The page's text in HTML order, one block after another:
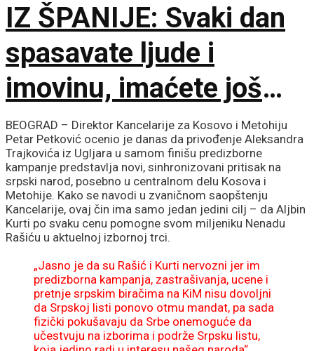
IZ ŠPANIJE: Svaki dan
spasavate ljude i
imovinu, imaćete još
bolje uslove za rad
BEOGRAD – Direktor Kancelarije za Kosovo i Metohiju
Petar Petković ocenio je danas da privođenje Aleksandra
Trajkovića iz Ugljara u samom finišu predizborne
kampanje predstavlja novi, sinhronizovani pritisak na
srpski narod, posebno u centralnom delu Kosova i
Metohije. Kako se navodi u zvaničnom saopštenju
Kancelarije, ovaj čin ima samo jedan jedini cilj – da Aljbin
Kurti po svaku cenu pomogne svom miljeniku Nenadu
Rašiću u aktuelnoj izbornoj trci.
„Jasno je da su Rašić i Kurti nervozni jer im
predizborna kampanja, zastrašivanja, ucene i
pretnje srpskim biračima na KiM nisu dovoljni
da Srpskoj listi ponovo otmu mandat, pa sada
fizički pokušavaju da Srbe onemoguće da
učestvuju na izborima i podrže Srpsku listu,